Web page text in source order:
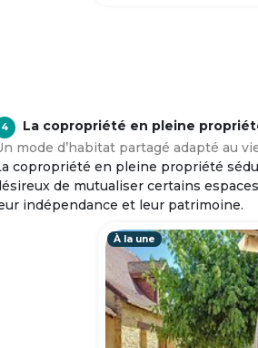
4
La copropriété en pleine
mode d’habitat partagé adapté au
copropriété en pleine propriété
de mutualiser certains
indépendance et leur patrimoine.
À la une